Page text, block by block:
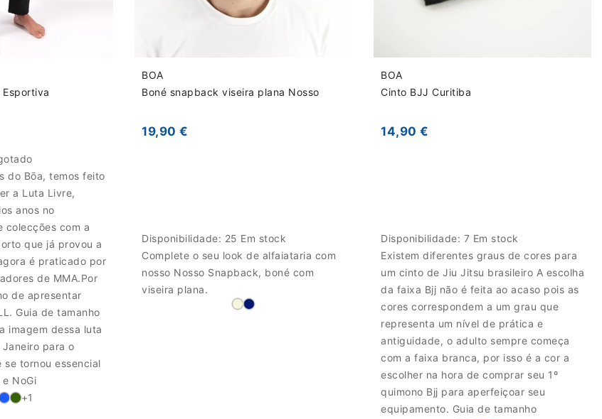
do Bōa, temos feito
a Luta Livre,
anos no
colecções com a
que já provou a
é praticado por
de MMA.Por
de apresentar
Guia de tamanho
imagem dessa luta
para o
se tornou essencial
NoGi
+1
BOA
Boné snapback viseira plana Nosso
19,90 €
Disponibilidade: 25 Em stock
Complete o seu look de alfaiataria com
nosso Nosso Snapback, boné com
viseira plana.
BOA
Cinto BJJ Curitiba
14,90 €
Disponibilidade: 7 Em stock
Existem diferentes graus de cores para
um cinto de Jiu Jitsu brasileiro A escolha
da faixa Bjj não é feita ao acaso pois as
cores correspondem a um grau que
representa um nível de prática e
antiguidade, o adulto sempre começa
com a faixa branca, por isso é a cor a
escolher na hora de comprar seu 1º
quimono Bjj para aperfeiçoar seu
equipamento. Guia de tamanho